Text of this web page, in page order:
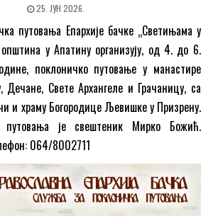
25. ЈУН 2026.
путовања Епархије бачке „Светињама у
у Апатину организују, од 4. до 6.
поклоничко путовање у манастире
Дечане, Свете Архангеле и Грачаницу, са
и храму Богородице Љевишке у Призрену.
путовања је свештеник Мирко Божић.
064/8002711